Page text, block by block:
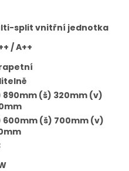
split vnitřní jednotka
/ A++
890mm (š) 320mm (v)
600mm (š) 700mm (v)